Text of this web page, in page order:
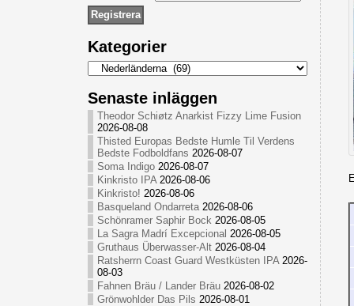
Kategorier
Kategorier
Senaste inläggen
Theodor Schiøtz Anarkist Fizzy Lime Fusion
2026-08-08
Thisted Europas Bedste Humle Til Verdens
Bedste Fodboldfans 2026-08-07
Soma Indigo 2026-08-07
Kinkristo IPA 2026-08-06
Kinkristo! 2026-08-06
Basqueland Ondarreta 2026-08-06
Schönramer Saphir Bock 2026-08-05
La Sagra Madrí Excepcional 2026-08-05
Gruthaus Überwasser-Alt 2026-08-04
Ratsherrn Coast Guard Westküsten IPA 2026-
08-03
Fahnen Bräu / Lander Bräu 2026-08-02
Grönwohlder Das Pils 2026-08-01